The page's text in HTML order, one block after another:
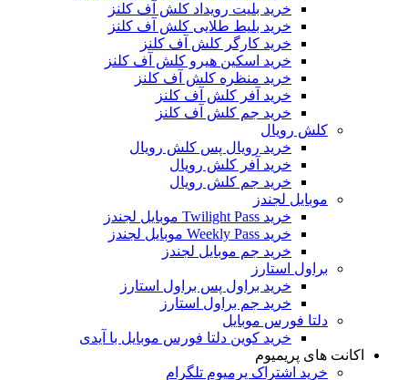
خرید بلیت رویداد کلش آف کلنز
خرید بلیط طلایی کلش آف کلنز
خرید کارگر کلش آف کلنز
خرید اسکین هیرو کلش آف کلنز
خرید منظره کلش آف کلنز
خرید آفر کلش آف کلنز
خرید جم کلش آف کلنز
کلش رویال
خرید رویال پس کلش رویال
خرید آفر کلش رویال
خرید جم کلش رویال
موبایل لجندز
خرید Twilight Pass موبایل لجندز
خرید Weekly Pass موبایل لجندز
خرید جم موبایل لجندز
براول استارز
خرید براول پس براول استارز
خرید جم براول استارز
دلتا فورس موبایل
خرید کوین دلتا فورس موبایل با آیدی
اکانت های پریمیوم
خرید اشتراک پرمیوم تلگرام